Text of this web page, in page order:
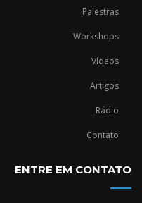
Palestras
Workshops
Vídeos
Artigos
Rádio
Contato
ENTRE EM CONTATO